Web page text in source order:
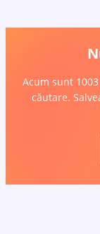
Acum sunt
căutare.